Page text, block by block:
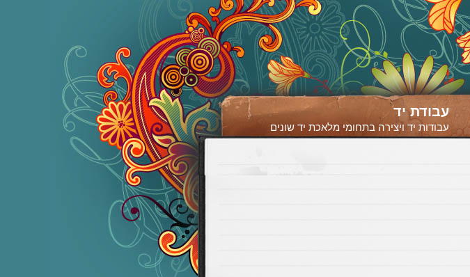
עבודת יד
עבודות יד ויצירה בתחומי מלאכת יד שונים